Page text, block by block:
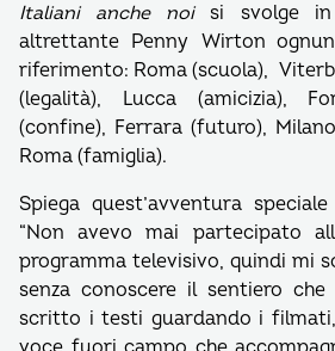
Italiani anche noisi svolge in
altrettante Penny Wirton
riferimento: Roma (scuola),
(legalità), Lucca (amicizia),
(confine), Ferrara (futuro),
Roma (famiglia).
Spiega quest’avventura
“Non avevo mai partecipato
programma televisivo, quindi mi
senza conoscere il sentiero
scritto i testi guardando i